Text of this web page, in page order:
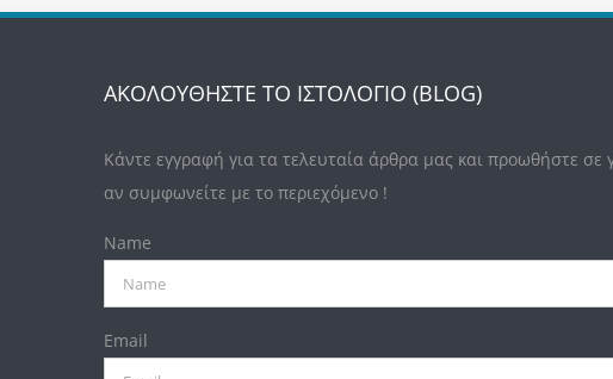
ΑΚΟΛΟΥΘΗΣΤΕ ΤΟ ΙΣΤΟΛΟΓΙΟ (BLOG)
Κάντε εγγραφή για τα τελευταία άρθρα μας και προωθήστε σε
αν συμφωνείτε με το περιεχόμενο !
Name
Email